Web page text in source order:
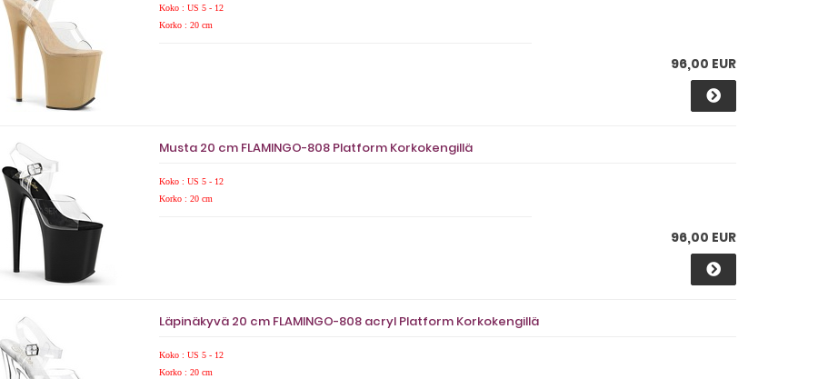
Koko : US 5 - 12
Korko : 20 cm
96,00 EUR
Musta 20 cm FLAMINGO-808 Platform Korkokengillä
Koko : US 5 - 12
Korko : 20 cm
96,00 EUR
Läpinäkyvä 20 cm FLAMINGO-808 acryl Platform Korkokengillä
Koko : US 5 - 12
Korko : 20 cm